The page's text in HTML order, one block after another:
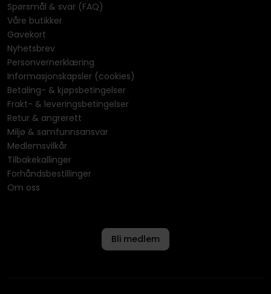
Spørsmål & svar (FAQ)
Våre butikker
Gavekort
Nyhetsbrev
Personvernerklæring
Informasjonskapsler (cookies)
Betaling- & kjøpsbetingelser
Frakt- & leveringsbetingelser
Retur & angrerett
Miljø & samfunnsansvar
Medlemsvilkår
Tilbakekallinger
Forhåndsbestillinger
Om oss
Bli medlem